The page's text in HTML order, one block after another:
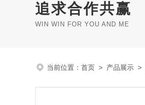
追求合作共赢
WIN WIN FOR YOU AND ME
当前位置： 首页 > 产品展示 >